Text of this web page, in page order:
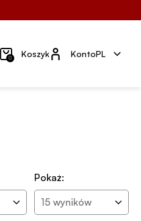
0 KoszykKonto
KontoPL
Pokaż:
15 wyników